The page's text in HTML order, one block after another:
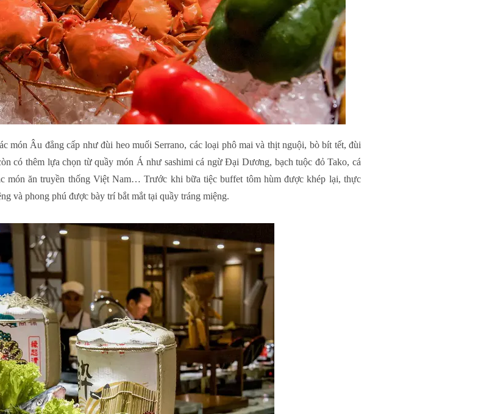
món Âu đẳng cấp như đùi heo muối Serrano, các loại phô mai và thịt nguội, bò bít tết, đùi
có thêm lựa chọn từ quầy món Á như sashimi cá ngừ Đại Dương, bạch tuộc đỏ Tako, cá
món ăn truyền thống Việt Nam… Trước khi bữa tiệc buffet tôm hùm được khép lại, thực
và phong phú được bày trí bắt mắt tại quầy tráng miệng.